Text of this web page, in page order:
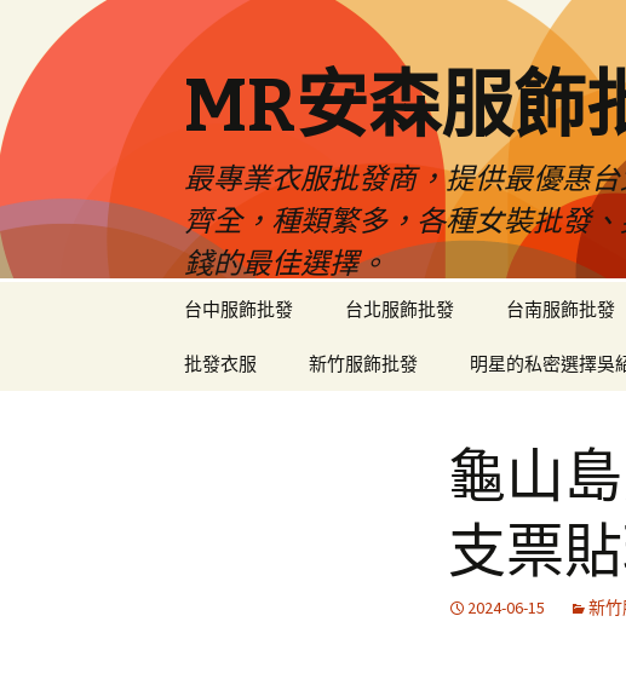
MR安森服飾
最專業衣服批發商，提供最優惠
齊全，種類繁多，各種女裝批發
錢的最佳選擇。
台中服飾批發 台北服飾批發 台南服飾批發
批發衣服 新竹服飾批發 明星的私密選擇吳
龜山
支票
2024-06-15 新